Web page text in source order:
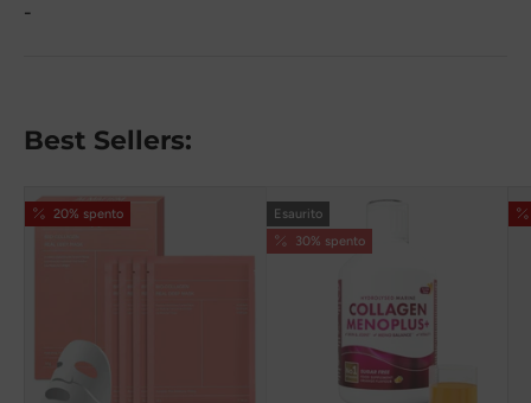
-
Best Sellers:
20% spento
Esaurito
30% spento